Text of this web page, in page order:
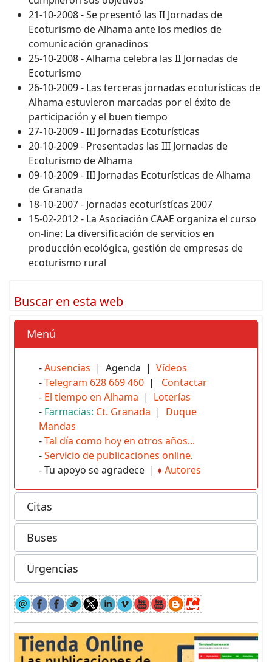
21-10-2008 - Se presentó las II Jornadas de
Ecoturismo de Alhama ante los medios de
comunicación granadinos
25-10-2008 - Alhama celebra las II Jornadas de
Ecoturismo
26-10-2009 - Las terceras jornadas ecoturísticas de
Alhama estuvieron marcadas por el éxito de
participación y el buen tiempo
27-10-2009 - III Jornadas Ecoturísticas
20-10-2009 - Presentadas las III Jornadas de
Ecoturismo de Alhama
09-10-2009 - III Jornadas Ecoturísticas de Alhama
de Granada
18-10-2007 - Jornadas ecoturístícas 2007
15-02-2012 - La Asociación CAAE organiza el curso
on-line: La diversificación de servicios en
producción ecológica, gestión de empresas de
ecoturismo rural
Buscar en esta web
Menú
-Ausencias | Agenda | Vídeos
-Telegram 628 669 460 | Contactar
- El tiempo en Alhama | Loterías
- Farmacias: Ct. Granada | Duque
Mandas
-Tal día como hoy en otros años...
-Servicio de publicaciones online.
- Tu apoyo se agradece | ♦Autores
Citas
Buses
Urgencias